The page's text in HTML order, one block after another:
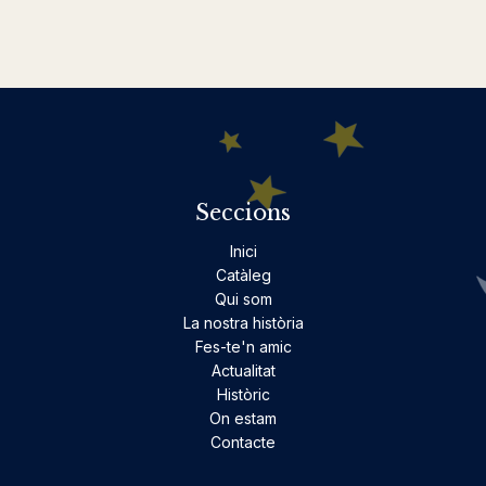
Seccions
Inici
Catàleg
Qui som
La nostra història
Fes-te'n amic
Actualitat
Històric
On estam
Contacte